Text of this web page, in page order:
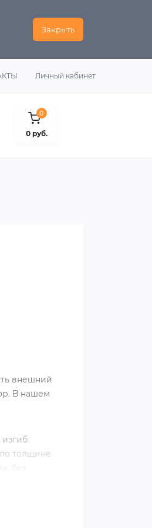
Закрыть
Личный кабинет
0
0 руб.
внешний
В нашем
толщине